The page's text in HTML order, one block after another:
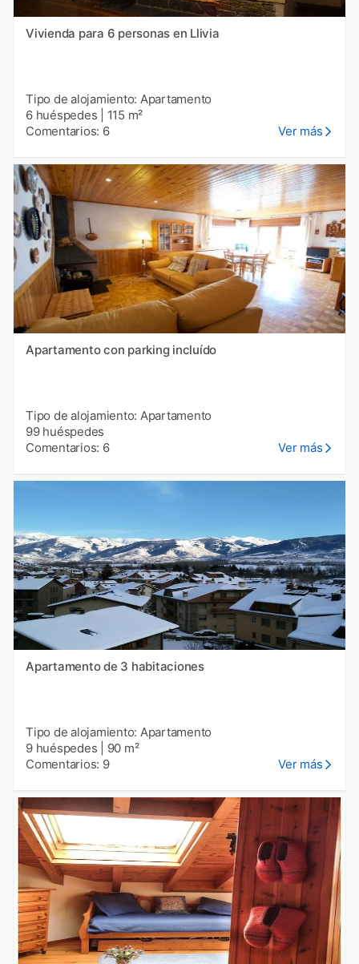
Vivienda para 6 personas en Llivia
Tipo de alojamiento: Apartamento
6 huéspedes
115 m²
Comentarios: 6
Ver más
Apartamento con parking incluído
Tipo de alojamiento: Apartamento
99 huéspedes
Comentarios: 6
Ver más
Apartamento de 3 habitaciones
Tipo de alojamiento: Apartamento
9 huéspedes
90 m²
Comentarios: 9
Ver más